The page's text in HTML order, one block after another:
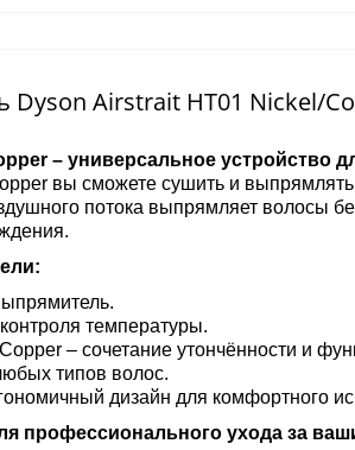
Airstrait HT01 Nickel/
– универсальное устройство
вы сможете сушить и
потока выпрямляет волосы
температуры.
– сочетание утончённости и
типов волос.
дизайн для комфортного
профессионального ухода за